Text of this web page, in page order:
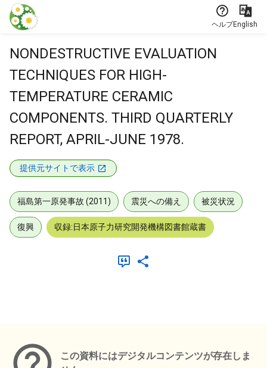
本文に飛ぶ
ヘルプEnglish
NONDESTRUCTIVE EVALUATION
TECHNIQUES FOR HIGH-
TEMPERATURE CERAMIC
COMPONENTS. THIRD QUARTERLY
REPORT, APRIL-JUNE 1978.
提供元サイトで表示
福島第一原発事故 (2011) 震災への備え 被災状況
復興 収録:日本原子力研究開発機構図書館蔵書
この資料にはデジタルコンテンツが存在しま